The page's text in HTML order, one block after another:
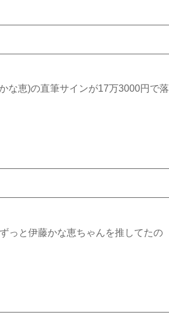
な恵)の直筆サインが17万3000円で落
っと伊藤かな恵ちゃんを推してたの